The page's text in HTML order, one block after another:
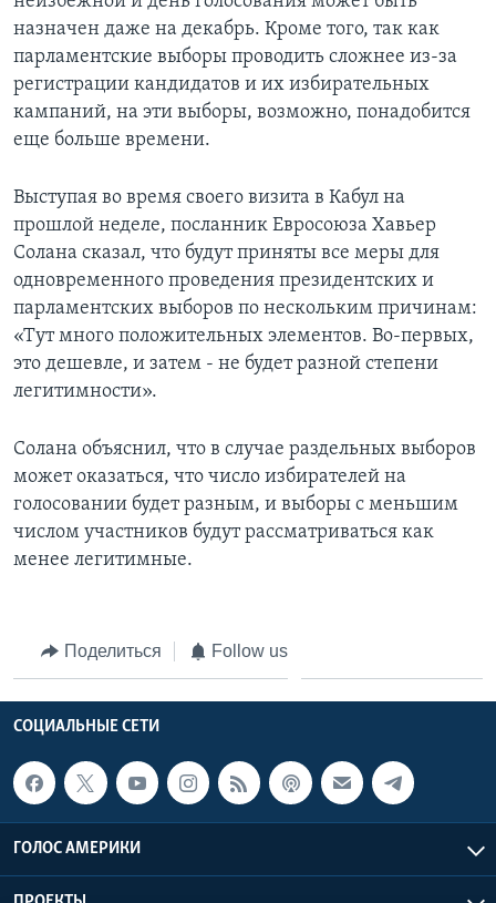
назначен даже на декабрь. Кроме того, так как
парламентские выборы проводить сложнее из-за
регистрации кандидатов и их избирательных
кампаний, на эти выборы, возможно, понадобится
еще больше времени.
Выступая во время своего визита в Кабул на
прошлой неделе, посланник Евросоюза Хавьер
Солана сказал, что будут приняты все меры для
одновременного проведения президентских и
парламентских выборов по нескольким причинам:
«Тут много положительных элементов. Во-первых,
это дешевле, и затем - не будет разной степени
легитимности».
Солана объяснил, что в случае раздельных выборов
может оказаться, что число избирателей на
голосовании будет разным, и выборы с меньшим
числом участников будут рассматриваться как
менее легитимные.
Поделиться Follow us
СОЦИАЛЬНЫЕ СЕТИ
ГОЛОС АМЕРИКИ